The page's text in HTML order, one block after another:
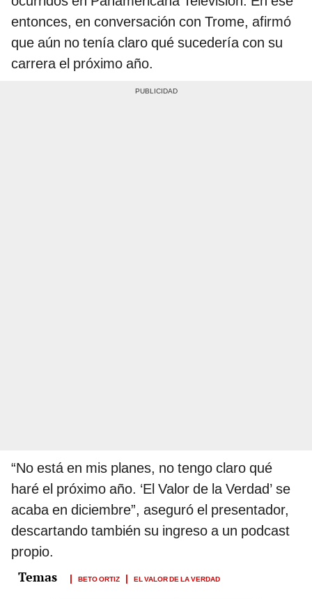
entonces, en conversación con Trome, afirmó
que aún no tenía claro qué sucedería con su
carrera el próximo año.
“No está en mis planes, no tengo claro qué
haré el próximo año. ‘El Valor de la Verdad’ se
acaba en diciembre”, aseguró el presentador,
descartando también su ingreso a un podcast
propio.
BETO ORTIZ EL VALOR DE LA VERDAD